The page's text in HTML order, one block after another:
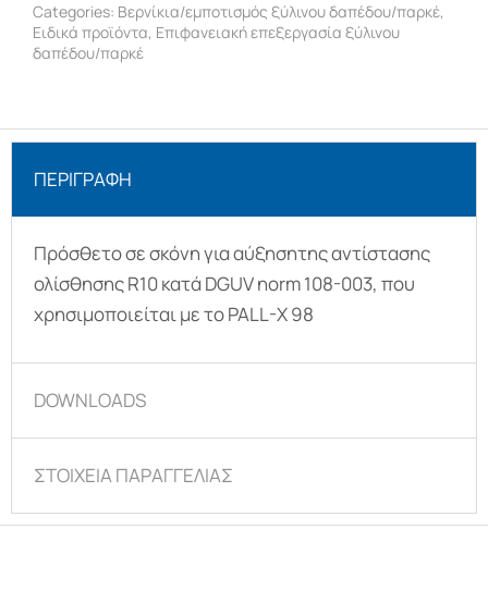
Categories: Βερνίκια/εμποτισμός ξύλινου δαπέδου/παρκέ,
Ειδικά προϊόντα, Επιφανειακή επεξεργασία ξύλινου
δαπέδου/παρκέ
ΠΕΡΙΓΡΑΦΉ
Πρόσθετο σε σκόνη για αύξησητης αντίστασης
ολίσθησης R10 κατά DGUV norm 108-003, που
χρησιμοποιείται με το PALL-X 98
DOWNLOADS
ΣΤΟΙΧΕΙΑ ΠΑΡΑΓΓΕΛΙΑΣ